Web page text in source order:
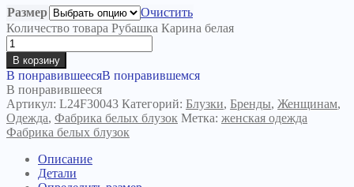
Размер
Очистить
Количество товара Рубашка Карина белая
В корзину
В понравившеесяВ понравившемся
В понравившееся
Артикул: L24F30043 Категорий: Блузки, Бренды, Женщинам,
Одежда, Фабрика белых блузок Метка: женская одежда
Фабрика белых блузок
Описание
Детали